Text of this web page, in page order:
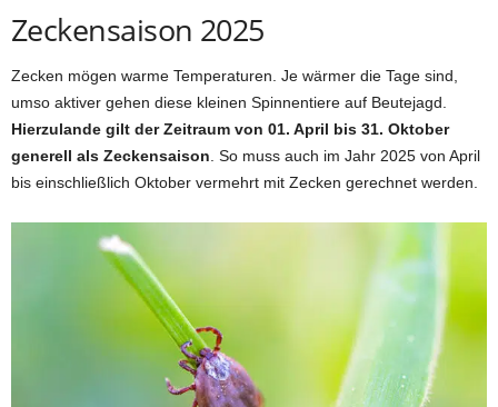
Zeckensaison 2025
Zecken mögen warme Temperaturen. Je wärmer die Tage sind,
umso aktiver gehen diese kleinen Spinnentiere auf Beutejagd.
Hierzulande gilt der Zeitraum von 01. April bis 31. Oktober
generell als Zeckensaison. So muss auch im Jahr 2025 von April
bis einschließlich Oktober vermehrt mit Zecken gerechnet werden.